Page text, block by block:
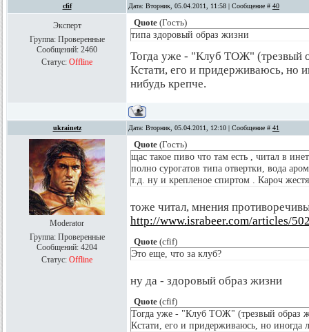
cfif Дата: Вторник, 05.04.2011, 11:58 | Сообщение # 40
Эксперт
Группа: Проверенные
Сообщений: 2460
Статус: Offline
Quote (Гость)
типа здоровый образ жизни
Тогда уже - "Клуб ТОЖ" (трезвый
Кстати, его и придерживаюсь, но
нибудь крепче.
ukrainetz Дата: Вторник, 05.04.2011, 12:10 | Сообщение # 41
Moderator
Группа: Проверенные
Сообщений: 4204
Статус: Offline
Quote (Гость)
щас такое пиво что там есть , читал в
полно сурогатов типа отвертки, вода
т.д. ну и крепленое спиртом . Кароч
тоже читал, мнения
http://www.israbeer.com/articles/
Quote (cfif)
Это еще, что за клуб?
ну да - здоровый образ жизни
Quote (cfif)
Тогда уже - "Клуб ТОЖ" (трезвый образ
Кстати, его и придерживаюсь, но